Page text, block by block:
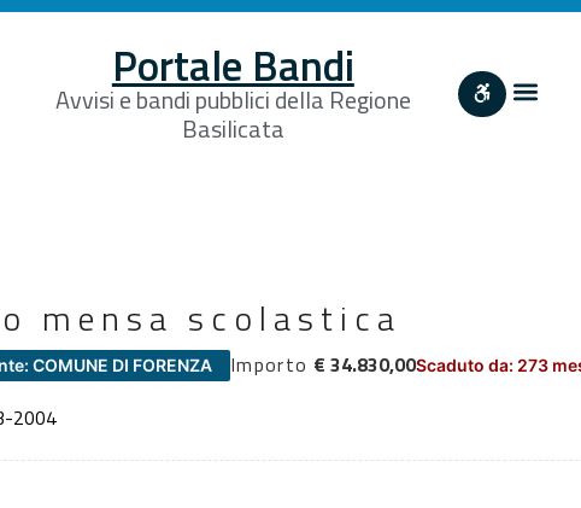
Portale Bandi
Avvisi e bandi pubblici della Regione
Basilicata
mensa scolastica
COMUNE DI FORENZA Importo € 34.830,00Scaduto da: 273
2004